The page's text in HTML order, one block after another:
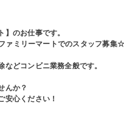
のお仕事です。
ァミリーマートでのスタッフ募集
どコンビニ業務全般です。
んか？
安心ください！